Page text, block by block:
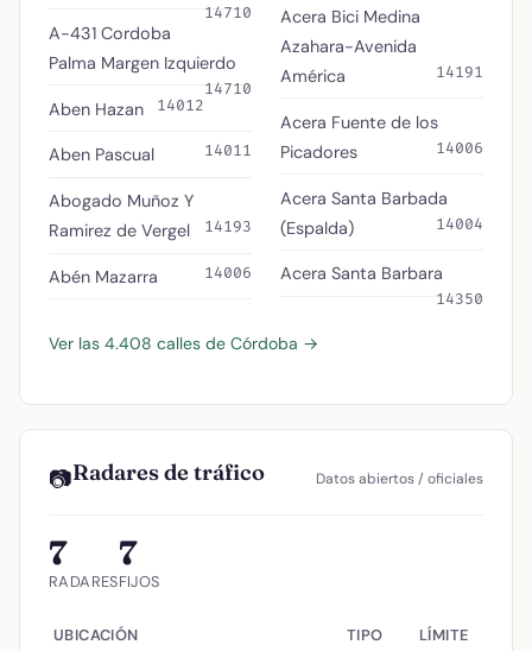
14710
A-431 Cordoba
Palma Margen Izquierdo
14710
Aben Hazan 14012
Aben Pascual 14011
Abogado Muñoz Y
Ramirez de Vergel
14193
Abén Mazarra 14006
Acera Bici Medina
Azahara-Avenida
América
14191
Acera Fuente de los
Picadores
14006
Acera Santa Barbada
(Espalda)
14004
Acera Santa Barbara
14350
Ver las 4.408 calles de Córdoba →
📷Radares de tráfico Datos abiertos / oficiales
7
RADARES
7
FIJOS
UBICACIÓN TIPO LÍMITE